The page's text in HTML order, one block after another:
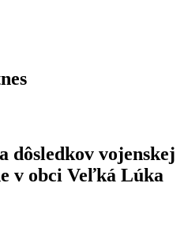
dôsledkov vojenskej
v obci Veľká Lúka